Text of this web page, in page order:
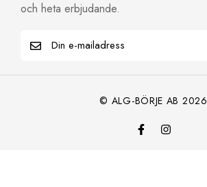
och heta erbjudande.
© ALG-BÖRJE AB 2026